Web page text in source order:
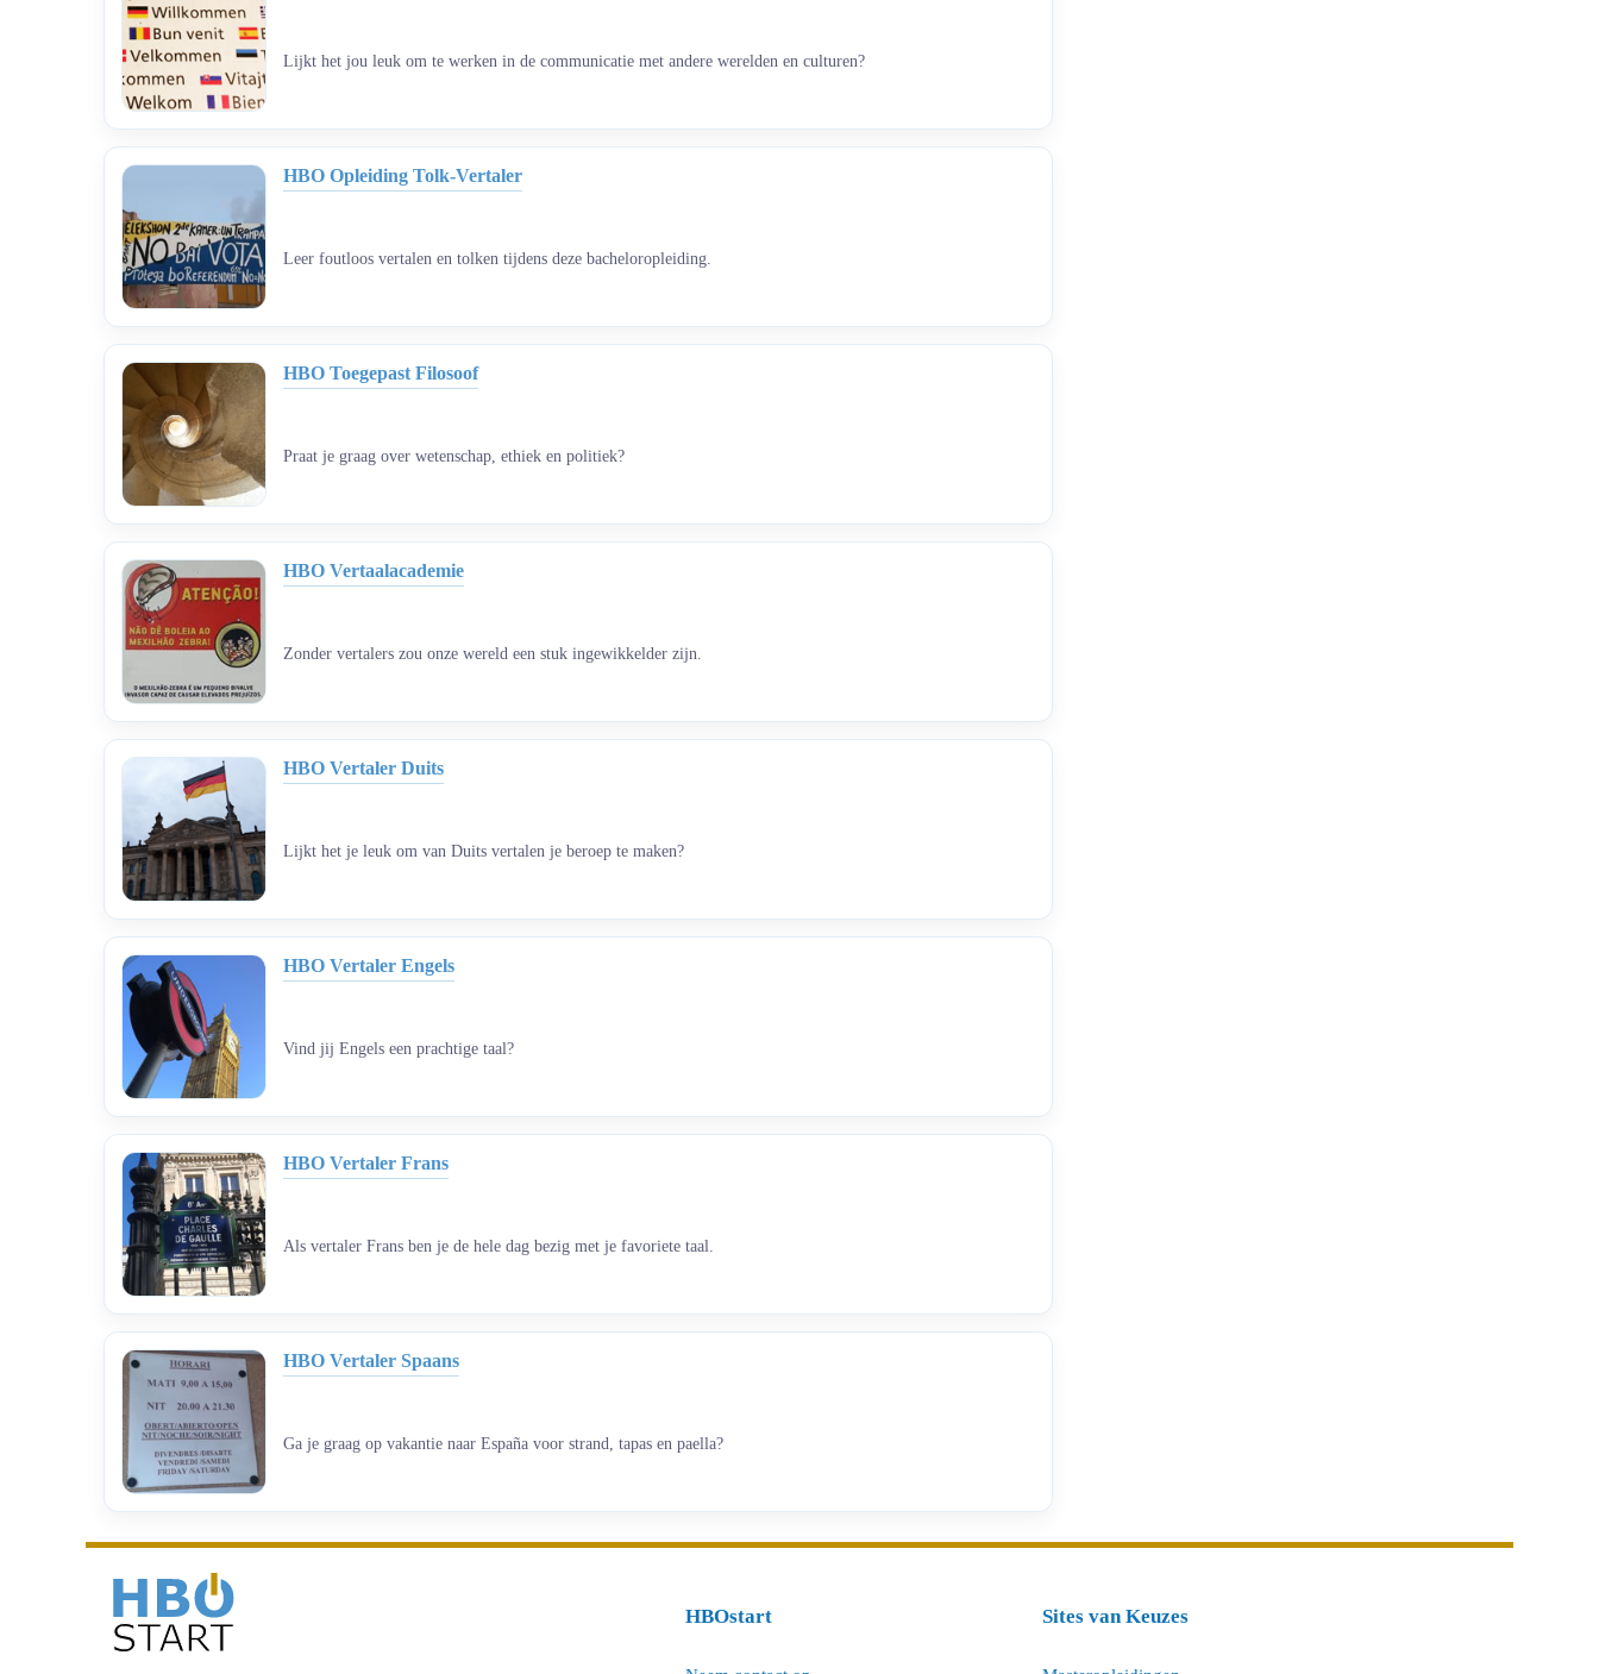
Lijkt het jou leuk om te werken in de communicatie met andere werelden en culturen?
HBO Opleiding Tolk-Vertaler
Leer foutloos vertalen en tolken tijdens deze bacheloropleiding.
HBO Toegepast Filosoof
Praat je graag over wetenschap, ethiek en politiek?
HBO Vertaalacademie
Zonder vertalers zou onze wereld een stuk ingewikkelder zijn.
HBO Vertaler Duits
Lijkt het je leuk om van Duits vertalen je beroep te maken?
HBO Vertaler Engels
Vind jij Engels een prachtige taal?
HBO Vertaler Frans
Als vertaler Frans ben je de hele dag bezig met je favoriete taal.
HBO Vertaler Spaans
Ga je graag op vakantie naar España voor strand, tapas en paella?
HBOstart Sites van Keuzes